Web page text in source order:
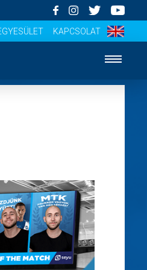
KAPCSOLAT